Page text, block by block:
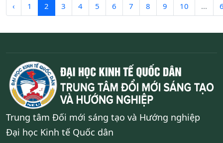
‹ 1 2 3 4 5 6 7 8 9 10 ...
Trung tâm Đối mới sáng tạo và Hướng nghiệp
Đại học Kinh tế Quốc dân